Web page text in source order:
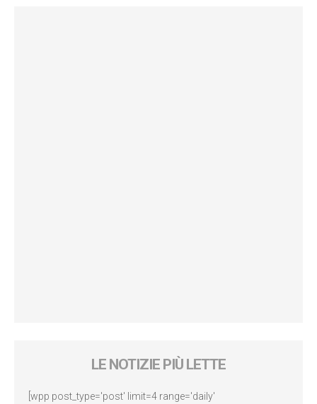
LE NOTIZIE PIÙ LETTE
[wpp post_type='post' limit=4 range='daily'